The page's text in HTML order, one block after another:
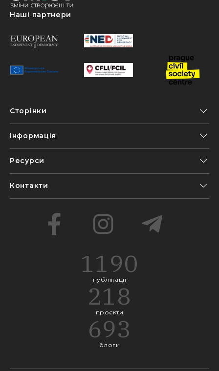
Наші партнери
Сторінки
Інформація
Ресурси
Контакти
1190
публікації
218
проєкти
693
блоги